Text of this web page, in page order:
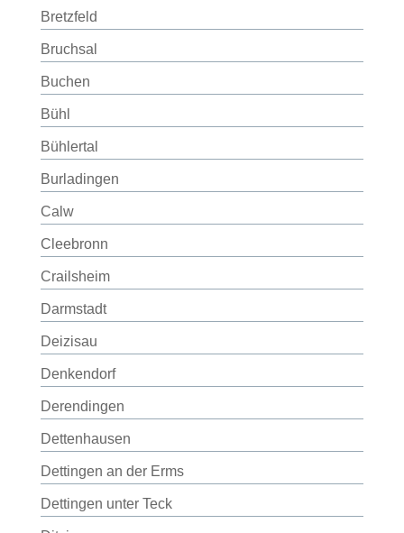
Bretzfeld
Bruchsal
Buchen
Bühl
Bühlertal
Burladingen
Calw
Cleebronn
Crailsheim
Darmstadt
Deizisau
Denkendorf
Derendingen
Dettenhausen
Dettingen an der Erms
Dettingen unter Teck